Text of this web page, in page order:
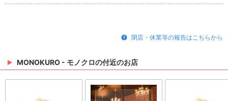
閉店・休業等の報告はこちらから
MONOKURO - モノクロの付近のお店